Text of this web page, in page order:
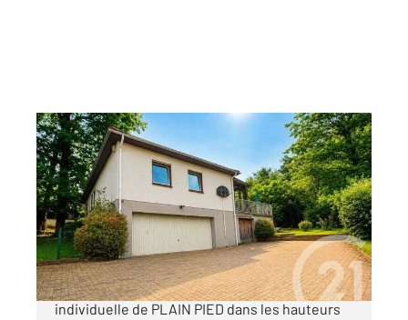
SOISY SOUS MONTMORENCY 95
126,23 m2, 6 pièces
Ref : 6306
Maison à vendre
535 000 €
Venez découvrir chez Century 21 cette maison
individuelle de PLAIN PIED dans les hauteurs